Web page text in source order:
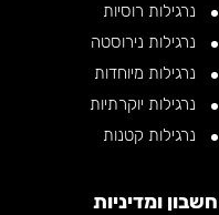
נרגילות רוסיות
נרגילות נירוסטה
נרגילות מיוחדות
נרגילות יוקרתיות
נרגילות קטנות
חשבון ומדיניות